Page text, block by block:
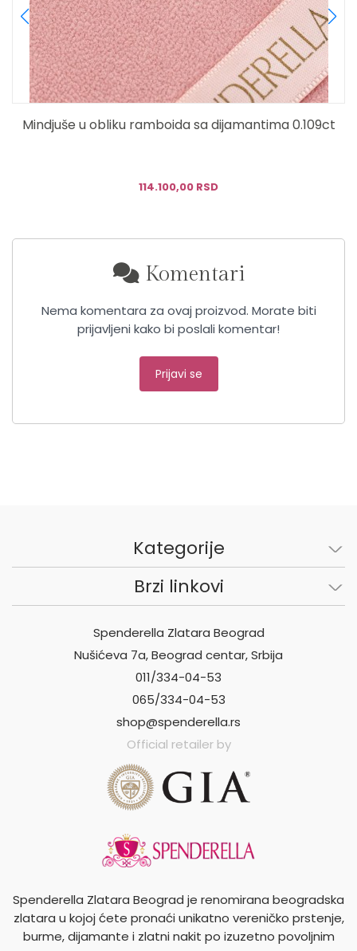
Mindjuše u obliku ramboida sa dijamantima 0.109ct
114.100,00 RSD
Komentari
Nema komentara za ovaj proizvod. Morate biti
prijavljeni kako bi poslali komentar!
Prijavi se
Kategorije
Brzi linkovi
Spenderella Zlatara Beograd
Nušićeva 7a, Beograd centar, Srbija
011/334-04-53
065/334-04-53
shop@spenderella.rs
Official retailer by
Spenderella Zlatara Beograd je renomirana beogradska
zlatara u kojoj ćete pronaći unikatno vereničko prstenje,
burme, dijamante i zlatni nakit po izuzetno povoljnim